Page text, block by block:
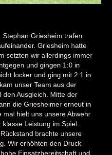
Stephan Griesheim trafen
Griesheim hatte
setzten wir allerdings immer
und gingen 1:0 in
locker und ging mit 2:1 in
unser Team aus der
den Ausgleich. Mitte der
die Griesheimer erneut in
hielt uns unsere Abwehr
Leistung im Spiel.
brachte unsere
Wir erhöhten den Druck
Einsatzbereitschaft und